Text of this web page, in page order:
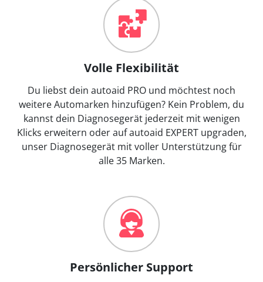
Volle Flexibilität
Du liebst dein autoaid PRO und möchtest noch
weitere Automarken hinzufügen? Kein Problem, du
kannst dein Diagnosegerät jederzeit mit wenigen
Klicks erweitern oder auf autoaid EXPERT upgraden,
unser Diagnosegerät mit voller Unterstützung für
alle 35 Marken.
Persönlicher Support